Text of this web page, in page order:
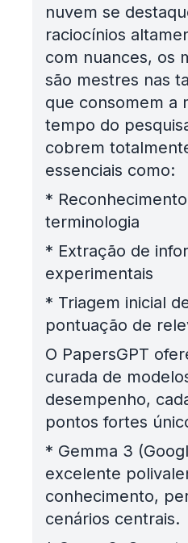
nuvem se
raciocínios
com nuances, os
são mestres nas
que consomem a
tempo do
cobrem
essenciais como:
*
terminologia
* Extração de
experimentais
* Triagem inicial
pontuação de
O PapersGPT
curada de
desempenho,
pontos fortes
* Gemma 3
excelente
conhecimento,
cenários centrais.